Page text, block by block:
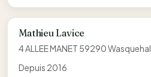
Mathieu Lavice
4 ALLEE MANET 59290 Wasquehal
Depuis 2016